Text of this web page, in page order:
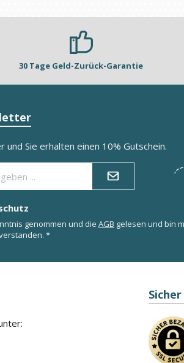
30 Tage Geld-Zurück-Garantie
Sie erhalten einen 10% Gutschein.
genommen und die AGB gelesen und bin
*